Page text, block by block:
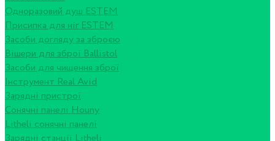
Одноразовий душ ESTEM
Присипка для ніг ESTEM
Засоби догляду за зброєю
Вішери для зброї Ballistol
Засоби для чищення зброї
Інструмент Real Avid
Зарядні пристрої
Сонячні панелі Houny
Litheli сонячні панелі